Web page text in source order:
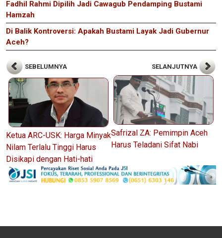
Fadhil Rahmi Dipilih Jadi Cawagub Pendamping Bustami
Hamzah
Di Balik Kontroversi: Apakah Bustami Layak Jadi Gubernur
Aceh?
SEBELUMNYA
Ketua ARC-USK: Harga Minyak
Nilam Terlalu Tinggi Harus
Disikapi dengan Hati-hati
SELANJUTNYA
Safrizal ZA: Pemimpin Aceh
Harus Teladani Sifat Nabi